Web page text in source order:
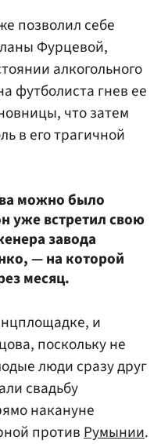
позволил себе
Фурцевой,
алкогольного
футболиста гнев ее
что затем
в его трагичной
можно было
уже встретил свою
завода
— на которой
месяц.
и
поскольку не
люди сразу друг
свадьбу
накануне
противРумынии.